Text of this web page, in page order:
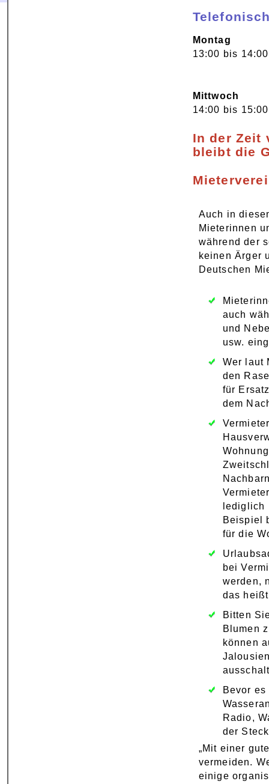
Montag
13:00 bis
Mittwoch
14:00 bis
In der Zeit
bleibt die
Auch in
Mieterinnen
während der
keinen Ärger
Deutschen
auch
und
usw.
Wer laut
den
für
dem
lediglich
Beispiel
für die
bei
werden,
das
Bitten
Blumen
können
Bevor
Radio,
der
„Mit einer
vermeiden.
einige